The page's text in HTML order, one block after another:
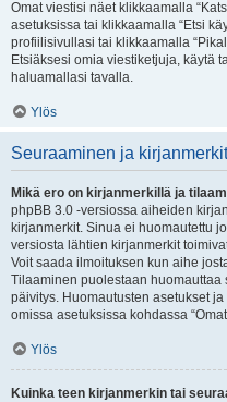
Omat viestisi näet klikkaamalla
asetuksissa tai klikkaamalla “Etsi
profiilisivullasi tai klikkaamalla
Etsiäksesi omia viestiketjuja, käytä
haluamallasi tavalla.
Ylös
Seuraaminen ja kirjanmerkit
Mikä ero on kirjanmerkillä ja
phpBB 3.0 -versiossa aiheiden
kirjanmerkit. Sinua ei huomautettu
versiosta lähtien kirjanmerkit
Voit saada ilmoituksen kun aihe
Tilaaminen puolestaan
päivitys. Huomautusten asetukset
omissa asetuksissa kohdassa
Ylös
Kuinka teen kirjanmerkin tai